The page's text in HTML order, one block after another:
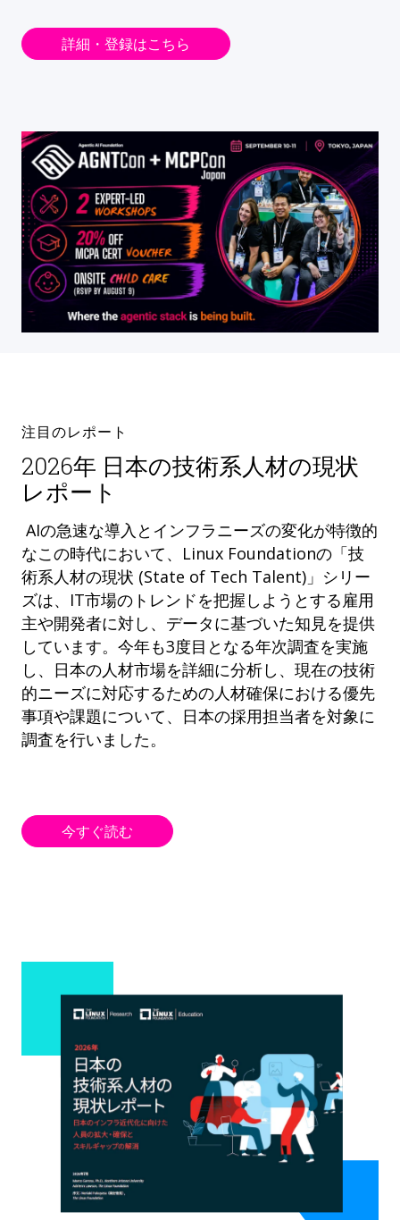
詳細・登録はこちら
注目のレポート
2026年 日本の技術系人材の現状
レポート
AIの急速な導入とインフラニーズの変化が特徴的
なこの時代において、Linux Foundationの「技
術系人材の現状 (State of Tech Talent)」シリー
ズは、IT市場のトレンドを把握しようとする雇用
主や開発者に対し、データに基づいた知見を提供
しています。今年も3度目となる年次調査を実施
し、日本の人材市場を詳細に分析し、現在の技術
的ニーズに対応するための人材確保における優先
事項や課題について、日本の採用担当者を対象に
調査を行いました。
今すぐ読む